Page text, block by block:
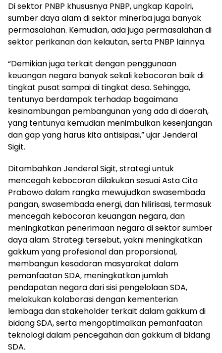
Di sektor PNBP khususnya PNBP, ungkap Kapolri,
sumber daya alam di sektor minerba juga banyak
permasalahan. Kemudian, ada juga permasalahan di
sektor perikanan dan kelautan, serta PNBP lainnya.
“Demikian juga terkait dengan penggunaan
keuangan negara banyak sekali kebocoran baik di
tingkat pusat sampai di tingkat desa. Sehingga,
tentunya berdampak terhadap bagaimana
kesinambungan pembangunan yang ada di daerah,
yang tentunya kemudian menimbulkan kesenjangan
dan gap yang harus kita antisipasi,” ujar Jenderal
Sigit.
Ditambahkan Jenderal Sigit, strategi untuk
mencegah kebocoran dilakukan sesuai Asta Cita
Prabowo dalam rangka mewujudkan swasembada
pangan, swasembada energi, dan hilirisasi, termasuk
mencegah kebocoran keuangan negara, dan
meningkatkan penerimaan negara di sektor sumber
daya alam. Strategi tersebut, yakni meningkatkan
gakkum yang profesional dan proporsional,
membangun kesadaran masyarakat dalam
pemanfaatan SDA, meningkatkan jumlah
pendapatan negara dari sisi pengelolaan SDA,
melakukan kolaborasi dengan kementerian
lembaga dan stakeholder terkait dalam gakkum di
bidang SDA, serta mengoptimalkan pemanfaatan
teknologi dalam pencegahan dan gakkum di bidang
SDA.